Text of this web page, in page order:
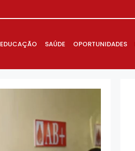
EDUCAÇÃO SAÚDE OPORTUNIDADES